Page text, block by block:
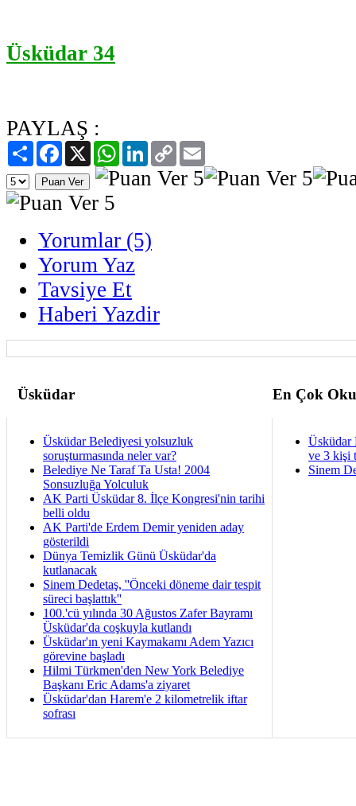
Üsküdar 34
PAYLAŞ :
PaylaşFacebook
X WhatsAppLinkedIn
Copy
Link
Yorumlar (5)
Yorum Yaz
Tavsiye Et
Haberi Yazdir
Üsküdar En Çok
Üsküdar Belediyesi yolsuzluk
soruşturmasında neler var?
Belediye Ne Taraf Ta Usta! 2004
Sonsuzluğa Yolculuk
AK Parti Üsküdar 8. İlçe Kongresi'nin tarihi
belli oldu
AK Parti'de Erdem Demir yeniden aday
gösterildi
Dünya Temizlik Günü Üsküdar'da
kutlanacak
Sinem Dedetaş, ''Önceki döneme dair tespit
süreci başlattık''
100.'cü yılında 30 Ağustos Zafer Bayramı
Üsküdar'da coşkuyla kutlandı
Üsküdar'ın yeni Kaymakamı Adem Yazıcı
görevine başladı
Hilmi Türkmen'den New York Belediye
Başkanı Eric Adams'a ziyaret
Üsküdar'dan Harem'e 2 kilometrelik iftar
sofrası
Üsküdar
ve 3 kişi
Sinem